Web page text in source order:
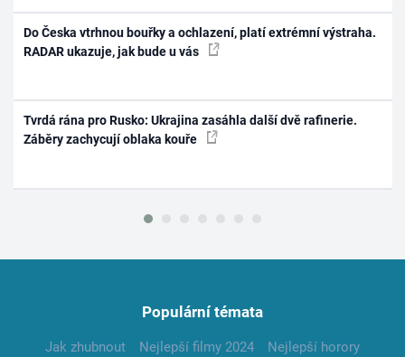
Do Česka vtrhnou bouřky a ochlazení, platí extrémní výstraha.
RADAR ukazuje, jak bude u vás
Tvrdá rána pro Rusko: Ukrajina zasáhla další dvě rafinerie.
Záběry zachycují oblaka kouře
Populární témata
Jak zhubnout Nejlepší filmy 2024
Nejlepší horory